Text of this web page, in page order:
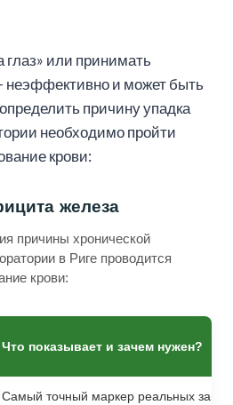
глаз» или принимать
и может быть
причину упадка
необходимо пройти
крови:
железа
причины хронической
в Риге проводится
крови:
Что показывает и зачем нужен?
Самый точный маркер реальных